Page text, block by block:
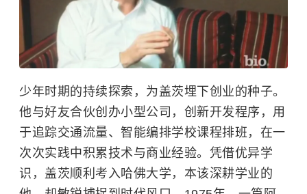
少年时期的持续探索，为盖茨埋下创业的种子。
他与好友合伙创办小型公司，创新开发程序，用
于追踪交通流量、智能编排学校课程排班，在一
次次实践中积累技术与商业经验。凭借优异学
识，盖茨顺利考入哈佛大学 ，本该深耕学业的